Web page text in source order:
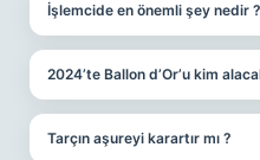
İşlemcide en önemli şey nedir ?
2024’te Ballon d’Or’u kim
Tarçın aşureyi karartır mı ?